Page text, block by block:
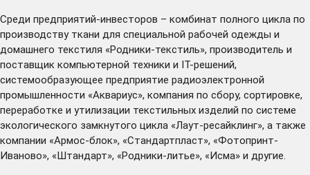
Среди предприятий-инвесторов – комбинат полного цикла по
производству ткани для специальной рабочей одежды и
домашнего текстиля «Родники-текстиль», производитель и
поставщик компьютерной техники и IT-решений,
системообразующее предприятие радиоэлектронной
промышленности «Аквариус», компания по сбору, сортировке,
переработке и утилизации текстильных изделий по системе
экологического замкнутого цикла «Лаут-ресайклинг», а также
компании «Армос-блок», «Стандартпласт», «Фотопринт-
Иваново», «Штандарт», «Родники-литье», «Исма» и другие.